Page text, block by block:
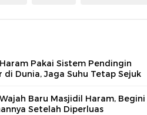
Pakai Sistem Pendingin
di Dunia, Jaga Suhu Tetap Sejuk
Baru Masjidil Haram, Begini
Setelah Diperluas